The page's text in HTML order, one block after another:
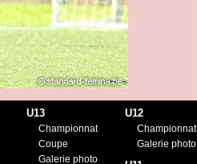
U13
Championnat
Coupe
Galerie photo
U12
Championnat
Galerie photo